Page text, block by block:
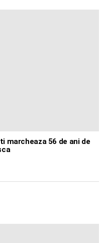
marcheaza 56 de ani de